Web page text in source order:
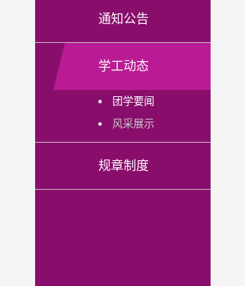
通知公告
学工动态
团学要闻
风采展示
规章制度